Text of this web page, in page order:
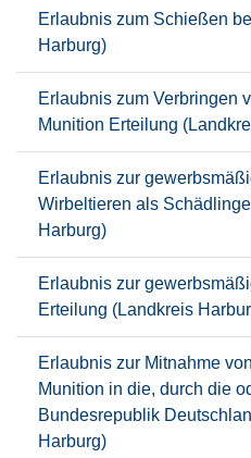
Erlaubnis zum Schießen
Harburg)
Erlaubnis zum Verbringen
Munition Erteilung
Erlaubnis zur
Wirbeltieren als
Harburg)
Erlaubnis zur
Erteilung (Landkreis
Erlaubnis zur Mitnahme
Munition in die, durch die
Bundesrepublik
Harburg)